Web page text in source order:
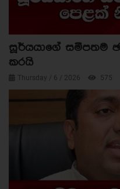
සූර්යයාගේ සමීපතම
කරයි
Thursday / 6 / 2026 575